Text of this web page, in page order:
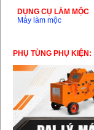
DỤNG CỤ LÀM MỘC
Máy làm mộc
PHỤ TÙNG PHỤ KIỆN: